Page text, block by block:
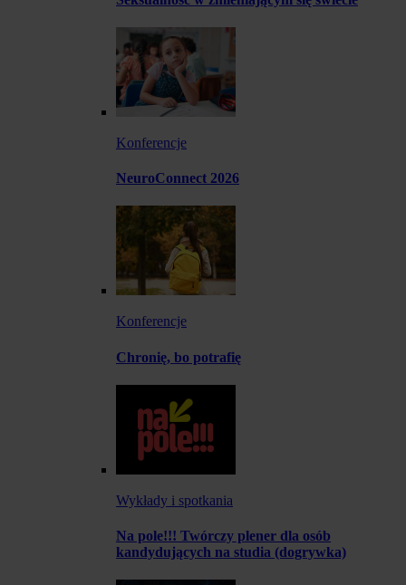
Konferencje
NeuroConnect 2026
Konferencje
Chronię, bo potrafię
Wykłady i spotkania
Na pole!!! Twórczy plener dla osób
kandydujących na studia (dogrywka)